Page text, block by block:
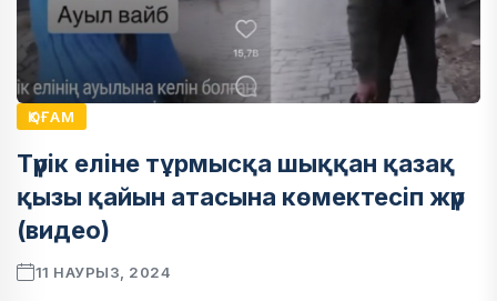
ҚОҒАМ
Түрік еліне тұрмысқа шыққан қазақ
қызы қайын атасына көмектесіп жүр
(видео)
11 НАУРЫЗ, 2024